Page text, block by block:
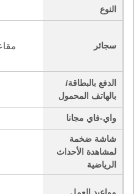
النوع
سجائر
الدفع بالبطاقة/
بالهاتف المحمول
واي-فاي مجانا
شاشة ضخمة
لمشاهدة الأحداث
الرياضية